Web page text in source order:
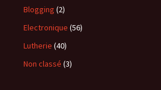
Blogging (2)
Electronique (56)
Lutherie (40)
Non classé (3)